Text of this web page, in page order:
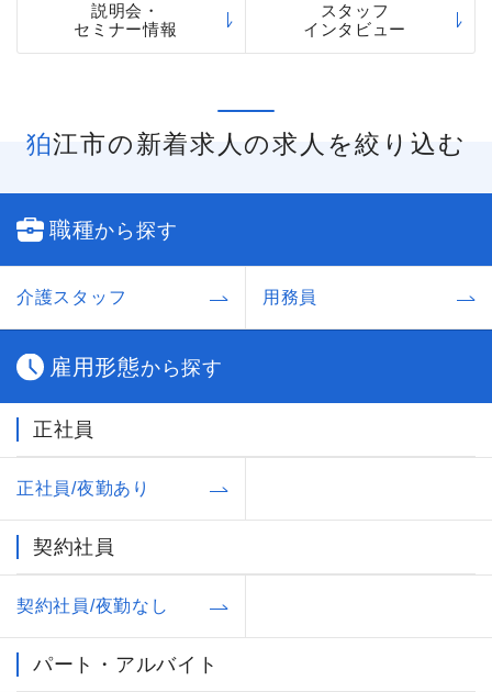
説明会・
セミナー情報
スタッフ
インタビュー
狛江市の新着求人の求人を絞り込む
職種から探す
介護スタッフ 用務員
雇用形態から探す
正社員
正社員/夜勤あり
契約社員
契約社員/夜勤なし
パート・アルバイト